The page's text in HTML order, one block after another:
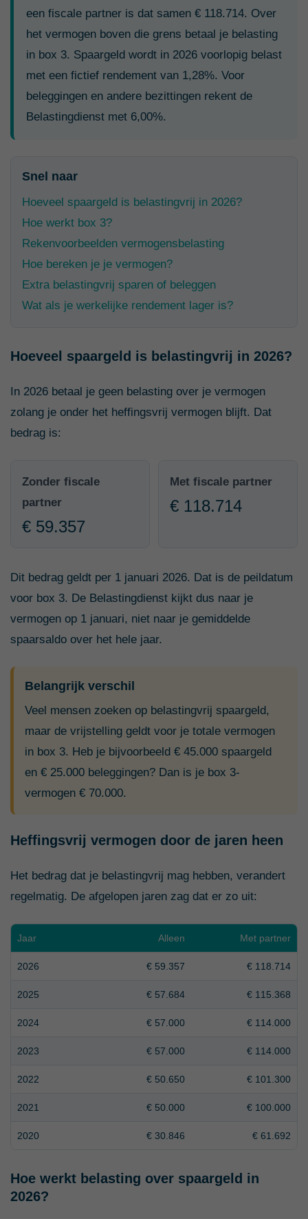
een fiscale partner is dat samen € 118.714. Over
het vermogen boven die grens betaal je belasting
in box 3. Spaargeld wordt in 2026 voorlopig belast
met een fictief rendement van 1,28%. Voor
beleggingen en andere bezittingen rekent de
Belastingdienst met 6,00%.
Snel naar
Hoeveel spaargeld is belastingvrij in 2026?
Hoe werkt box 3?
Rekenvoorbeelden vermogensbelasting
Hoe bereken je je vermogen?
Extra belastingvrij sparen of beleggen
Wat als je werkelijke rendement lager is?
Hoeveel spaargeld is belastingvrij in 2026?
In 2026 betaal je geen belasting over je vermogen
zolang je onder het heffingsvrij vermogen blijft. Dat
bedrag is:
Zonder fiscale
partner
€ 59.357
Met fiscale partner
€ 118.714
Dit bedrag geldt per 1 januari 2026. Dat is de peildatum
voor box 3. De Belastingdienst kijkt dus naar je
vermogen op 1 januari, niet naar je gemiddelde
spaarsaldo over het hele jaar.
Belangrijk verschil
Veel mensen zoeken op belastingvrij spaargeld,
maar de vrijstelling geldt voor je totale vermogen
in box 3. Heb je bijvoorbeeld € 45.000 spaargeld
en € 25.000 beleggingen? Dan is je box 3-
vermogen € 70.000.
Heffingsvrij vermogen door de jaren heen
Het bedrag dat je belastingvrij mag hebben, verandert
regelmatig. De afgelopen jaren zag dat er zo uit:
Jaar Alleen Met partner
2026 € 59.357 € 118.714
2025 € 57.684 € 115.368
2024 € 57.000 € 114.000
2023 € 57.000 € 114.000
2022 € 50.650 € 101.300
2021 € 50.000 € 100.000
2020 € 30.846 € 61.692
Hoe werkt belasting over spaargeld in
2026?